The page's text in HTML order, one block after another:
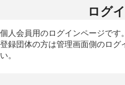
ログ
個人会員用のログインページです。
登録団体の方は管理画面側のログ
い。